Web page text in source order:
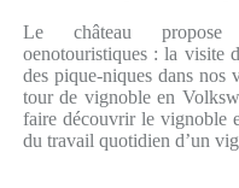
Le château propose
oenotouristiques : la visite
des pique-niques dans
tour de vignoble en
faire découvrir le vignoble
du travail quotidien d’un